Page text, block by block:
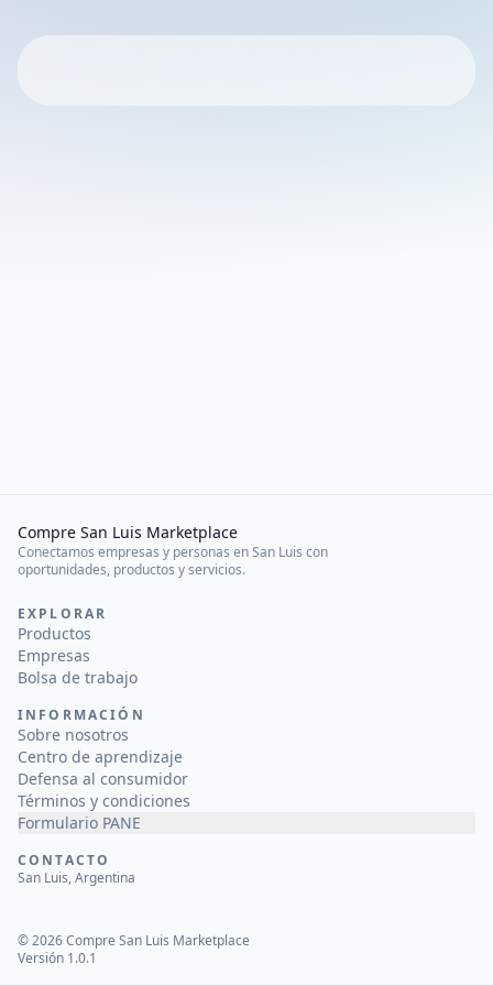
Compre San Luis Marketplace
Conectamos empresas y personas en San Luis con
oportunidades, productos y servicios.
EXPLORAR
Productos
Empresas
Bolsa de trabajo
INFORMACIÓN
Sobre nosotros
Centro de aprendizaje
Defensa al consumidor
Términos y condiciones
Formulario PANE
CONTACTO
San Luis, Argentina
©2026Compre San Luis Marketplace
Versión 1.0.1